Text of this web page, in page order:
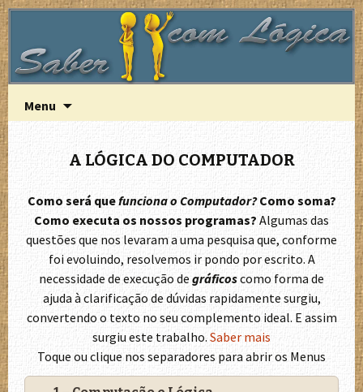
Saber com Lógica
A Lógica do funcionamento do computador
Menu
o
conteúdo
A LÓGICA DO COMPUTADOR
Como será quefunciona o Computador?Como soma?
Como executa os nossos programas? Algumas das
questões que nos levaram a uma pesquisa que, conforme
foi evoluindo, resolvemos ir pondo por escrito. A
necessidade de execução de gráficoscomo forma de
ajuda à clarificação de dúvidas rapidamente surgiu,
convertendo o texto no seu complemento ideal. E assim
surgiu este trabalho. Saber mais
Toque ou clique nos separadores para abrir os Menus